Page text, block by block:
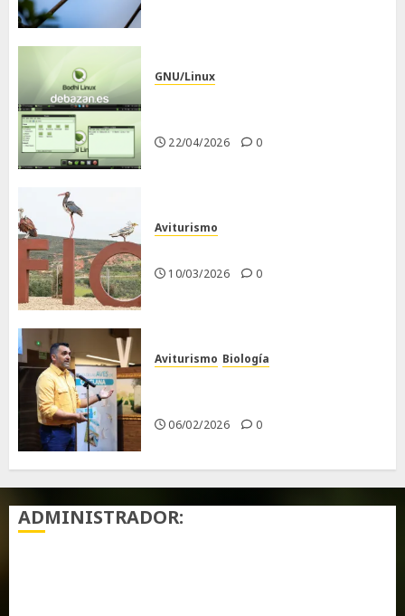
GNU/Linux
22/04/2026 0
Aviturismo
10/03/2026 0
Aviturismo Biología
06/02/2026 0
ADMINISTRADOR: